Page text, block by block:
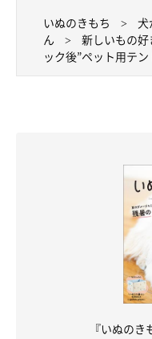
いぬのきもち 犬
ん
新しいもの
ック後”ペット用テ
『いぬの